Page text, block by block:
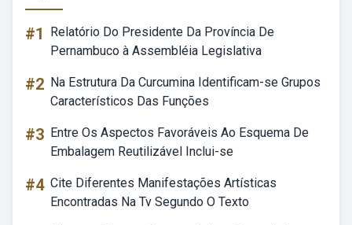
#1
Relatório Do Presidente Da Província De
Pernambuco à Assembléia Legislativa
#2 Na Estrutura Da Curcumina Identificam-se Grupos
Característicos Das Funções
#3 Entre Os Aspectos Favoráveis Ao Esquema De
Embalagem Reutilizável Inclui-se
#4 Cite Diferentes Manifestações Artísticas
Encontradas Na Tv Segundo O Texto